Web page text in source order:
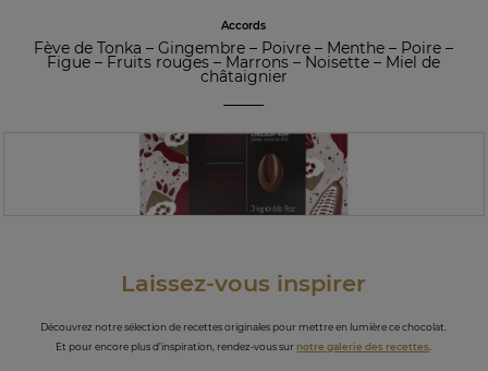
Accords
Fève de Tonka –Gingembre – Poivre – Menthe – Poire –
Figue – Fruits rouges – Marrons – Noisette – Miel de
châtaignier
Laissez-vous inspirer
Découvrez notre sélection de recettes originales pour mettre en lumière ce chocolat.
Et pour encore plus d’inspiration, rendez-vous surnotre galerie des recettes